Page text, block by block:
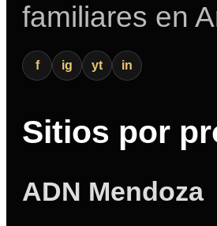
familiares en
f ig yt in
Sitios por
ADN Mendoza